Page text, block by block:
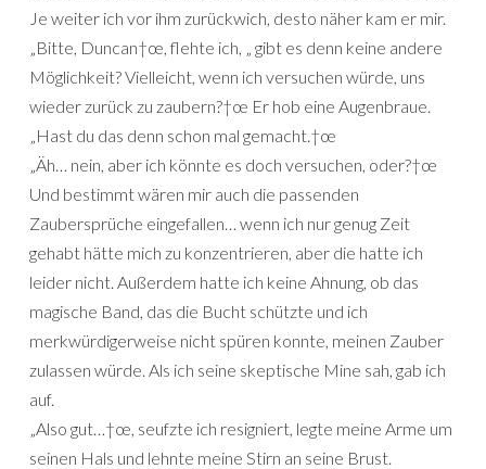
Je weiter ich vor ihm zurückwich, desto näher kam er mir.
„Bitte, Duncan†œ, flehte ich, „ gibt es denn keine andere
Möglichkeit? Vielleicht, wenn ich versuchen würde, uns
wieder zurück zu zaubern?†œ Er hob eine Augenbraue.
„Hast du das denn schon mal gemacht.†œ
„Äh… nein, aber ich könnte es doch versuchen, oder?†œ
Und bestimmt wären mir auch die passenden
Zaubersprüche eingefallen… wenn ich nur genug Zeit
gehabt hätte mich zu konzentrieren, aber die hatte ich
leider nicht. Außerdem hatte ich keine Ahnung, ob das
magische Band, das die Bucht schützte und ich
merkwürdigerweise nicht spüren konnte, meinen Zauber
zulassen würde. Als ich seine skeptische Mine sah, gab ich
auf.
„Also gut…†œ, seufzte ich resigniert, legte meine Arme um
seinen Hals und lehnte meine Stirn an seine Brust.